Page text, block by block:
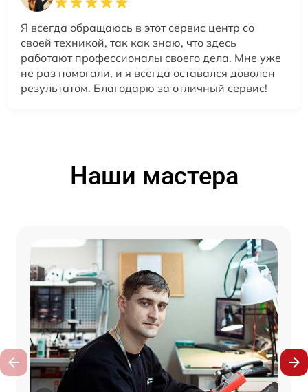
Я всегда обращаюсь в этот сервис центр со
своей техникой, так как знаю, что здесь
работают профессионалы своего дела. Мне уже
не раз помогали, и я всегда оставался доволен
результатом. Благодарю за отличный сервис!
Наши мастера